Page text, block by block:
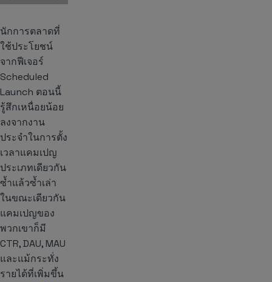
นักการตลาดที่
ใช้ประโยชน์
จากฟีเจอร์
Scheduled
Launch ตอนนี้
รู้สึกเหนื่อยน้อย
ลงจากงาน
ประจำในการตั้ง
เวลาแคมเปญ
ประเภทเดียวกัน
ซ้ำแล้วซ้ำเล่า
ในขณะเดียวกัน
แคมเปญของ
พวกเขาก็มี
CTR, DAU, MAU
และแม้กระทั่ง
รายได้ที่เพิ่มขึ้น